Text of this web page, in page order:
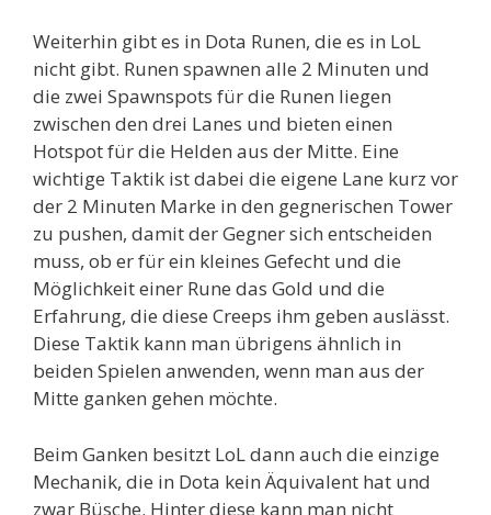
Weiterhin gibt es in Dota Runen, die es in LoL
nicht gibt. Runen spawnen alle 2 Minuten und
die zwei Spawnspots für die Runen liegen
zwischen den drei Lanes und bieten einen
Hotspot für die Helden aus der Mitte. Eine
wichtige Taktik ist dabei die eigene Lane kurz vor
der 2 Minuten Marke in den gegnerischen Tower
zu pushen, damit der Gegner sich entscheiden
muss, ob er für ein kleines Gefecht und die
Möglichkeit einer Rune das Gold und die
Erfahrung, die diese Creeps ihm geben auslässt.
Diese Taktik kann man übrigens ähnlich in
beiden Spielen anwenden, wenn man aus der
Mitte ganken gehen möchte.
Beim Ganken besitzt LoL dann auch die einzige
Mechanik, die in Dota kein Äquivalent hat und
zwar Büsche. Hinter diese kann man nicht